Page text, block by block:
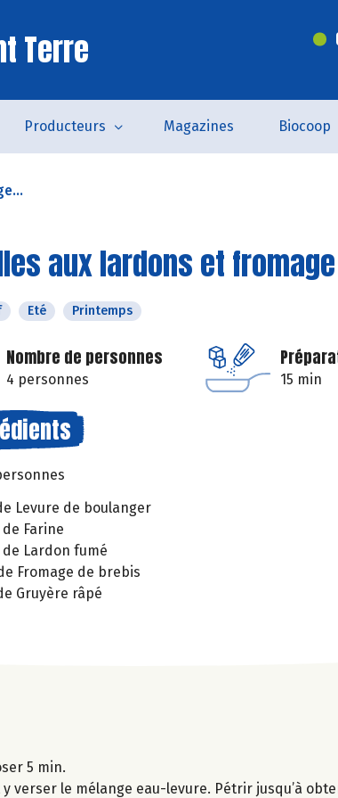
Terre
Producteurs Magazines Biocoop
aux lardons et
Eté Printemps
Nombre de personnes
4 personnes 15 min
Levure de boulanger
de Farine
de Lardon fumé
Fromage de brebis
Gruyère râpé
5 min.
verser le mélange eau-levure. Pétrir jusqu’à